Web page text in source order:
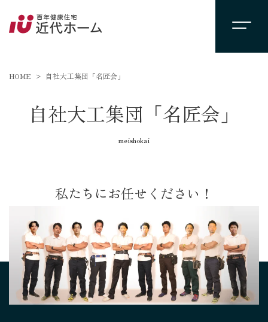
HOME 自社大工集団「名匠会」
自社大工集団「名匠会」
meishokai
私たちにお任せください！